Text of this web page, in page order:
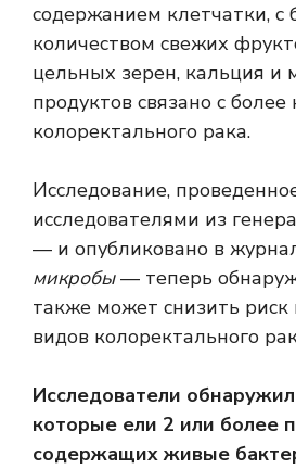
содержанием клетчатки, с
количеством свежих
цельных зерен, кальция и
продуктов связано с
колоректального рака.
Исследование,
исследователями из
— и опубликовано в
микробы— теперь
также может снизить риск
видов колоректального
Исследователи
которые ели 2 или более
содержащих живые